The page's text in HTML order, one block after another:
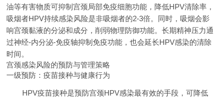
油等有害物质可抑制宫颈局部免疫细胞功能，降低HPV清除率，
吸烟者HPV持续感染风险是非吸烟者的2-3倍。同时，吸烟会影
响宫颈黏液的分泌和成分，削弱物理防御功能。长期精神压力通
过神经-内分泌-免疫轴抑制免疫功能，也会延长HPV感染的清除
时间。
宫颈感染风险的预防与管理策略
一级预防：疫苗接种与健康行为
HPV疫苗接种是预防宫颈HPV感染最有效的手段，可降低